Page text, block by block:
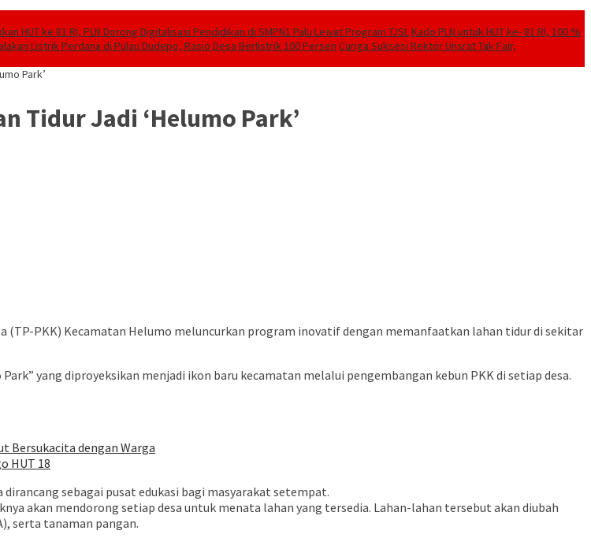
HUT ke 81 RI, PLN Dorong Digitalisasi Pendidikan di SMPN1 Palu Lewat Program TJSLKado PLN untuk HUT ke- 81 RI, 100 %
Listrik Perdana di Pulau Dudepo, Rasio Desa Berlistrik 100 Persen Curiga Suksesi Rektor Unsrat Tak Fair,
Park’
Tidur Jadi ‘Helumo Park’
(TP-PKK) Kecamatan Helumo meluncurkan program inovatif dengan memanfaatkan lahan tidur di sekitar
yang diproyeksikan menjadi ikon baru kecamatan melalui pengembangan kebun PKK di setiap desa.
Bersukacita dengan Warga
HUT 18
sebagai pusat edukasi bagi masyarakat setempat.
akan mendorong setiap desa untuk menata lahan yang tersedia. Lahan-lahan tersebut akan diubah
serta tanaman pangan.